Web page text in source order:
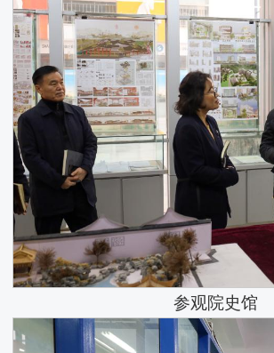
参观院史馆